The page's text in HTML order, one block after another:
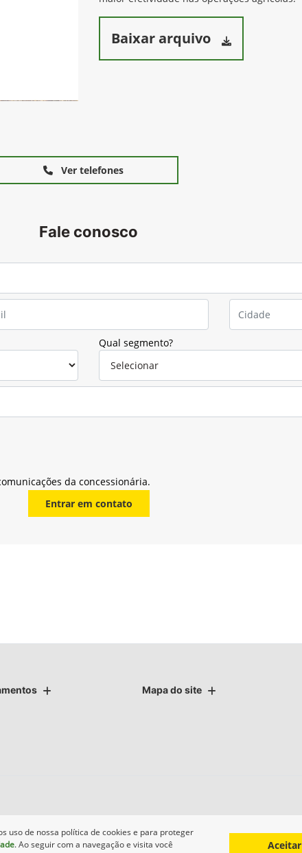
Baixar arquivo
Ver telefones
Fale conosco
Qual segmento?
da concessionária.
Entrar em contato
Mapa do site
uso de nossa política de cookies e para proteger
. Ao seguir com a navegação e visita você
Aceitar